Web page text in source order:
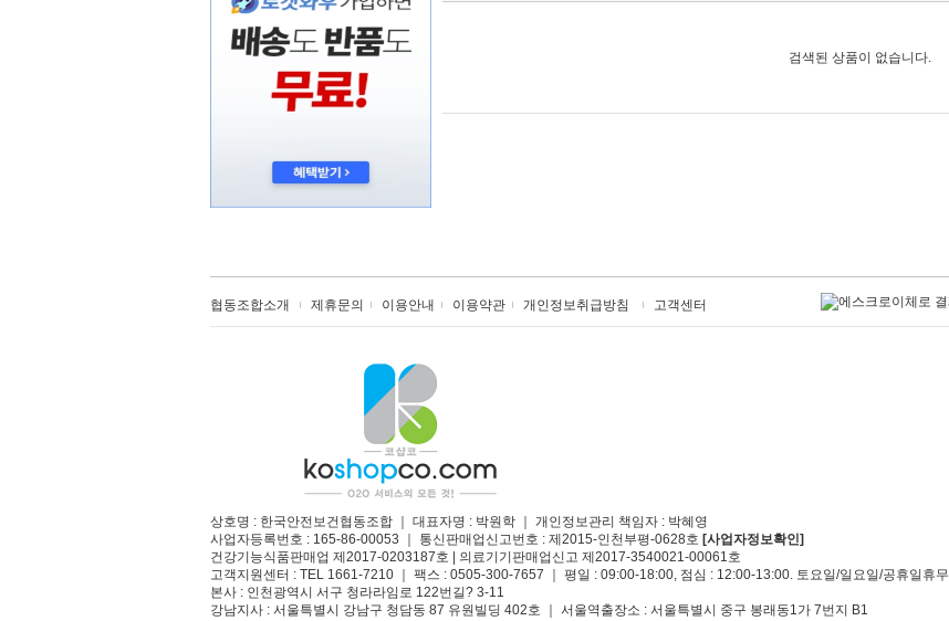
검색된 상품이 없습니다.
협동조합소개 제휴문의 이용안내 이용약관 개인정보취급방침 고객센터
상호명 : 한국안전보건협동조합 ｜ 대표자명 : 박원학 ｜ 개인정보관리 책임자 : 박혜영
사업자등록번호 : 165-86-00053 ｜ 통신판매업신고번호 : 제2015-인천부평-0628호 [사업자정보확인]
건강기능식품판매업 제2017-0203187호 | 의료기기판매업신고 제2017-3540021-00061호
고객지원센터 : TEL 1661-7210 ｜ 팩스 : 0505-300-7657 ｜ 평일 : 09:00-18:00, 점심 : 12:00-13:00. 토요일/일요일/공휴일휴무
본사 : 인천광역시 서구 청라라임로 122번길? 3-11
강남지사 : 서울특별시 강남구 청담동 87 유원빌딩 402호 ｜ 서울역출장소 : 서울특별시 중구 봉래동1가 7번지 B1